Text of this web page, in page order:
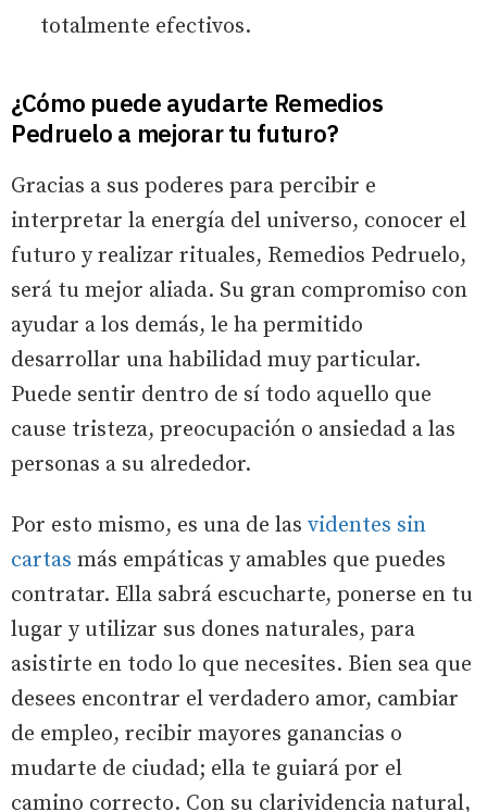
totalmente efectivos.
¿Cómo puede ayudarte Remedios
Pedruelo a mejorar tu futuro?
Gracias a sus poderes para percibir e
interpretar la energía del universo, conocer el
futuro y realizar rituales, Remedios Pedruelo,
será tu mejor aliada. Su gran compromiso con
ayudar a los demás, le ha permitido
desarrollar una habilidad muy particular.
Puede sentir dentro de sí todo aquello que
cause tristeza, preocupación o ansiedad a las
personas a su alrededor.
Por esto mismo, es una de las videntes sin
cartas más empáticas y amables que puedes
contratar. Ella sabrá escucharte, ponerse en tu
lugar y utilizar sus dones naturales, para
asistirte en todo lo que necesites. Bien sea que
desees encontrar el verdadero amor, cambiar
de empleo, recibir mayores ganancias o
mudarte de ciudad; ella te guiará por el
camino correcto. Con su clarividencia natural,